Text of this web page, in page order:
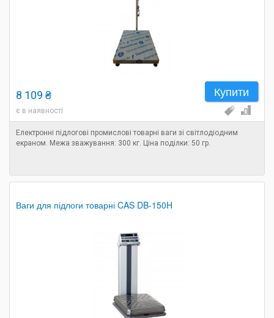
Купити
8 109 ₴
є в наявності
Електронні підлогові промислові товарні ваги зі світлодіодним
екраном. Межа зважування: 300 кг. Ціна поділки: 50 гр.
Ваги для підлоги товарні CAS DB-150H